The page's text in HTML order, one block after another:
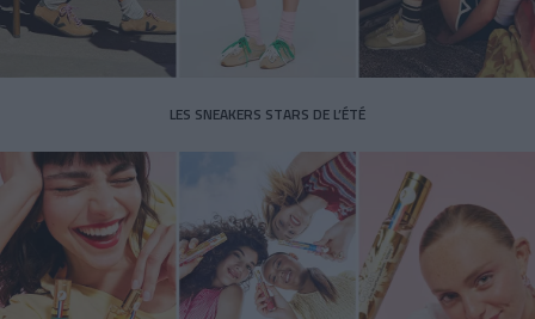
LES SNEAKERS STARS DE L’ÉTÉ